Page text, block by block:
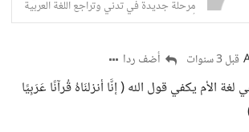
مرحلة جديدة في تدني وتراجع اللغة العربية
ألم
قبل 3 سنوات أضف ردا
لغة الأم يكفي قول الله ( إنَّا أنزلنَاهُ قُرآنًا عَرَبِيًا